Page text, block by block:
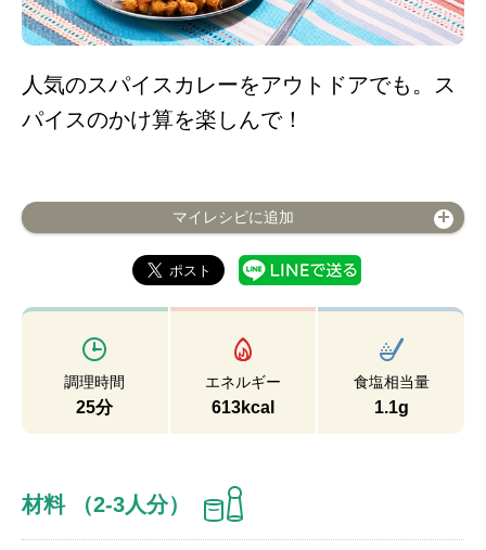
人気のスパイスカレーをアウトドアでも。ス
パイスのかけ算を楽しんで！
マイレシピに追加
調理時間
25分
エネルギー
613kcal
食塩相当量
1.1g
材料 （2-3人分）